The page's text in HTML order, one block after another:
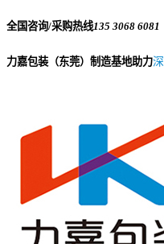
全国咨询/采购热线135 3068 6081
力嘉包装（东莞）制造基地助力